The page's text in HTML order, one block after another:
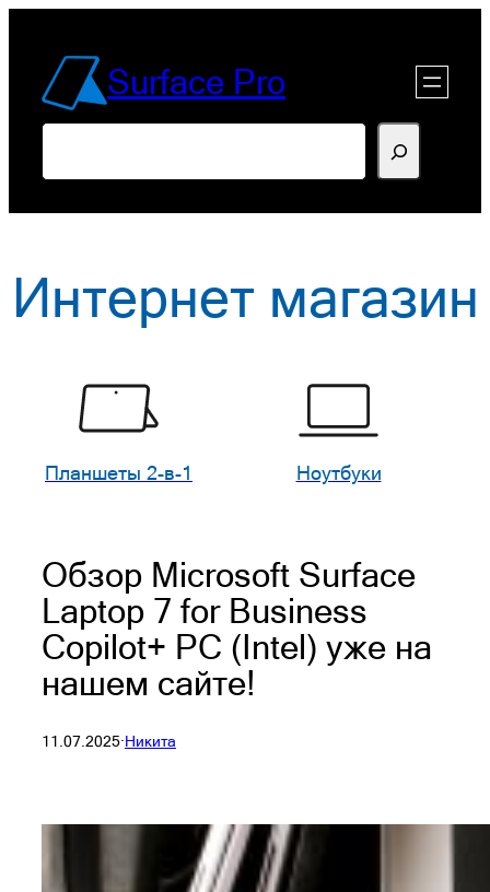
содержимомуSurface Pro
Интернет магазин
Планшеты 2-в-1 Ноутбуки
Обзор Microsoft Surface
Laptop 7 for Business
Copilot+ PC (Intel) уже на
нашем сайте!
11.07.2025·Никита